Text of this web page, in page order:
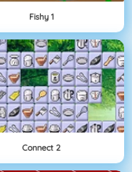
Fishy 1
Connect 2